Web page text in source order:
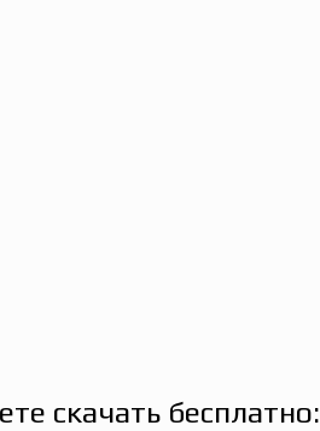
скачать бесплатно: